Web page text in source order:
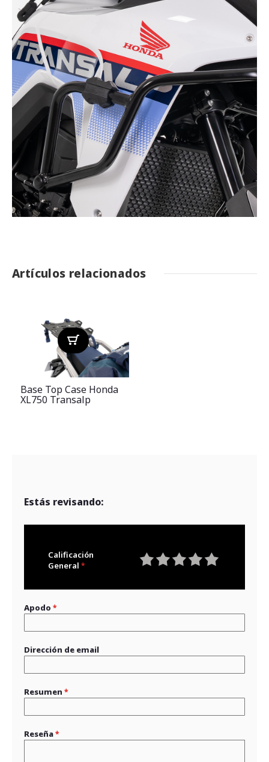
Artículos relacionados
Base Top Case Honda
XL750 Transalp
Estás revisando:
Calificación
General
Apodo
Dirección de email
Resumen
Reseña